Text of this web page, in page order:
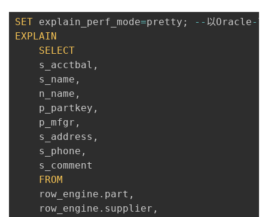
SET explain_perf_mode=pretty ; -- 以Oracle-
EXPLAIN
SELECT
	s_acctbal
,
	s_name
,
	n_name
,
	p_partkey
,
	p_mfgr
,
	s_address
,
	s_phone
,
FROM
	row_engine
. part ,
	row_engine
. supplier ,